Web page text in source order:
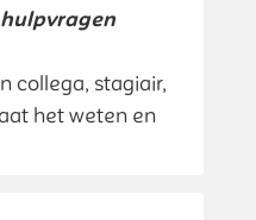
collega, stagiair,
het weten en